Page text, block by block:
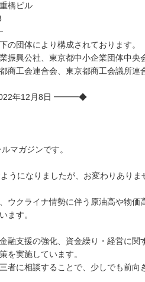
橋ビル
の団体により構成されております。
振興公社、東京都中小企業団体中央
商工会連合会、東京都商工会議所連
12月8日 ━━━◆
マガジンです。
うになりましたが、お変わりありま
ウクライナ情勢に伴う原油高や物価
ます。
融支援の強化、資金繰り・経営に関
を実施しています。
者に相談することで、少しでも前向